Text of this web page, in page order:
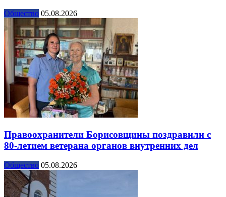
Общество 05.08.2026
Правоохранители Борисовщины поздравили с
80-летием ветерана органов внутренних дел
Общество 05.08.2026